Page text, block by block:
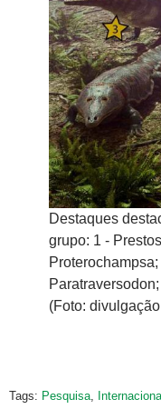
Destaques
grupo: 1 -
(Foto:
Tags: Pesquisa,